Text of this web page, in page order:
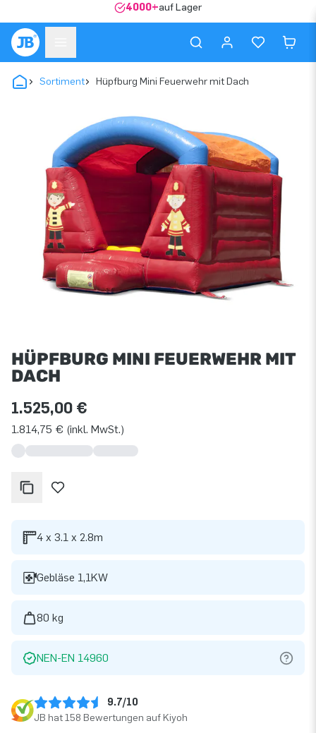
4000+auf Lager
Sortiment Hüpfburg Mini Feuerwehr mit Dach
HÜPFBURG MINI FEUERWEHR MIT
DACH
1.525,00 €
1.814,75 € (inkl. MwSt.)
4 x 3.1 x 2.8m
Gebläse 1,1KW
80 kg
NEN-EN 14960
9.7/10
JB hat 158 Bewertungen auf Kiyoh